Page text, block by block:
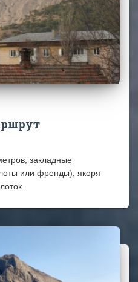
закладные
или френды), якоря